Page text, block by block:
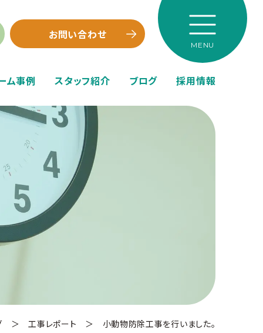
お問い合わせ
ム事例 スタッフ紹介 ブログ 採用情報
＞ 工事レポート ＞ 小動物防除工事を行いました。